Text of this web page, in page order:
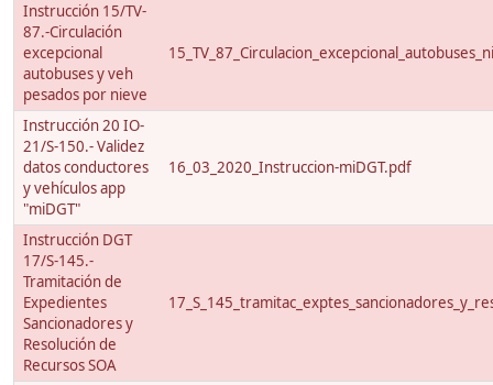
Instrucción 15/TV-
87.-Circulación
excepcional
autobuses y veh
pesados por nieve
Instrucción 20 IO-
21/S-150.- Validez
datos conductores
y vehículos app
"miDGT"
16_03_2020_Instruccion-miDGT.pdf
Instrucción DGT
17/S-145.-
Tramitación de
Expedientes
Sancionadores y
Resolución de
Recursos SOA